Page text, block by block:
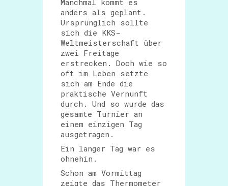
Manchmal kommt es
anders als geplant.
Ursprünglich sollte
sich die KKS-
Weltmeisterschaft über
zwei Freitage
erstrecken. Doch wie so
oft im Leben setzte
sich am Ende die
praktische Vernunft
durch. Und so wurde das
gesamte Turnier an
einem einzigen Tag
ausgetragen.
Ein langer Tag war es
ohnehin.
Schon am Vormittag
zeigte das Thermometer